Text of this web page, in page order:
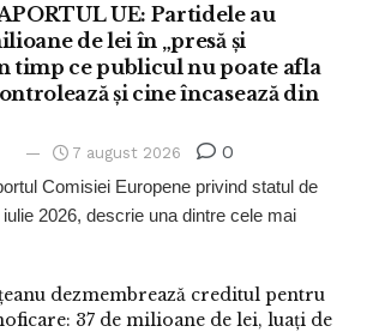
UE: Partidele au
de lei în „presă și
timp ce publicul nu poate afla
și cine încasează din
7 august 2026 0
Comisiei Europene privind statul de
2026, descrie una dintre cele mai
dezmembrează creditul pentru
37 de milioane de lei, luați de